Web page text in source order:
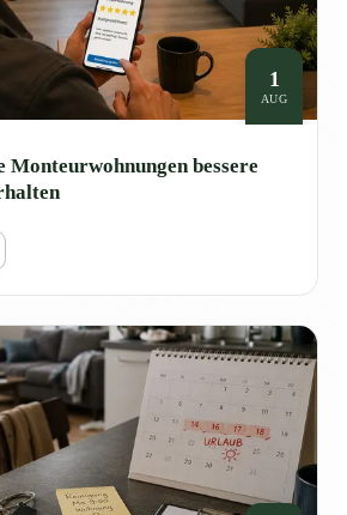
1
AUG
Monteurwohnungen bessere